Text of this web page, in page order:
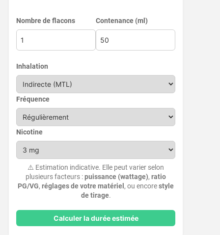
Nombre de flacons Contenance (ml)
Inhalation
Fréquence
Nicotine
⚠️ Estimation indicative. Elle peut varier selon
plusieurs facteurs :puissance (wattage),ratio
PG/VG,réglages de votre matériel , ou encorestyle
de tirage.
Calculer la durée estimée